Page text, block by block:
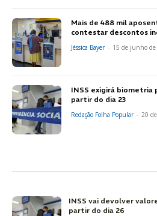
Mais de 488 mil
contestar descontos
Jéssica Bayer - 15 de junho de
INSS exigirá biometria
partir do dia 23
Redação Folha Popular - 20
INSS vai devolver
partir do dia 26